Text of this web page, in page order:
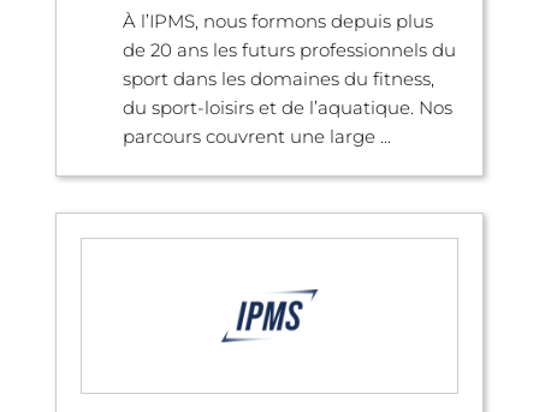
À l’IPMS, nous formons depuis plus
de 20 ans les futurs professionnels du
sport dans les domaines du fitness,
du sport-loisirs et de l’aquatique. Nos
parcours couvrent une large ...